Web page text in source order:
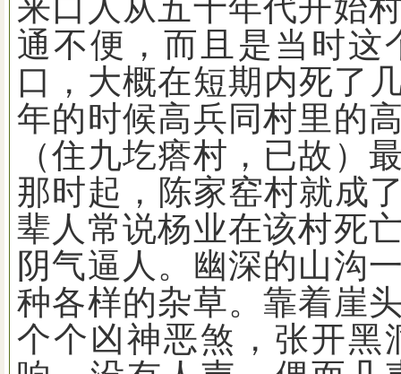
来口人从五十年代开始
通不便，而且是当时这
口，大概在短期内死了
年的时候高兵同村里的
（住九圪瘩村，已故）
那时起，陈家窑村就成
辈人常说杨业在该村死
阴气逼人。幽深的山沟
种各样的杂草。靠着崖
个个凶神恶煞，张开黑